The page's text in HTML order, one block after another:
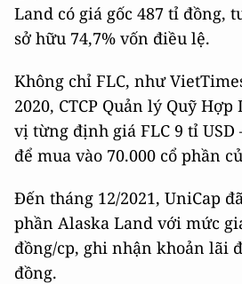
Land có giá gốc 487 tỉ đồng,
sở hữu 74,7% vốn điều lệ.
Không chỉ FLC, như
2020, CTCP Quản lý Quỹ
vị từng định giá FLC 9 tỉ USD
để mua vào 70.000 cổ phần
Đến tháng 12/2021, UniCap
phần Alaska Land với mức
đồng/cp, ghi nhận khoản lãi
đồng.